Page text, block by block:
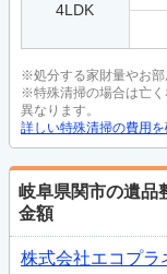
4LDK
※処分する家財量やお部
※特殊清掃の場合は亡
異なります。
詳しい特殊清掃の費用
岐阜県関市の遺品
金額
株式会社エコプラ